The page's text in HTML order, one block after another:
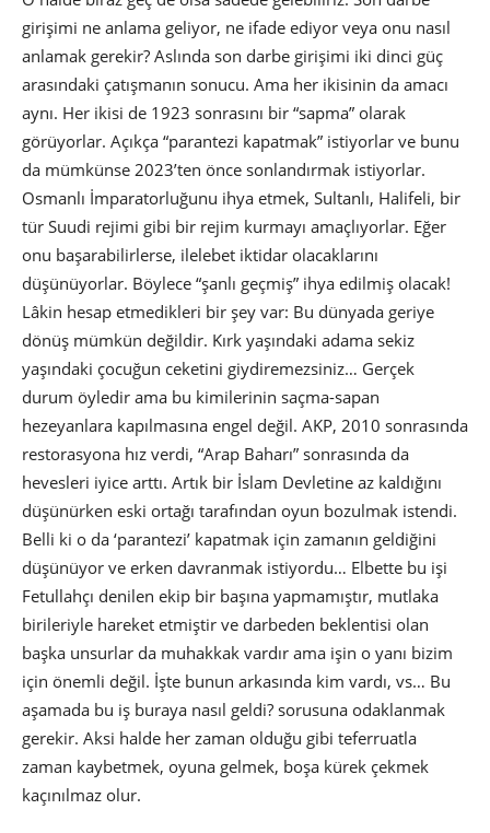
girişimi ne anlama geliyor, ne ifade ediyor veya onu nasıl
anlamak gerekir? Aslında son darbe girişimi iki dinci güç
arasındaki çatışmanın sonucu. Ama her ikisinin da amacı
aynı. Her ikisi de 1923 sonrasını bir “sapma” olarak
görüyorlar. Açıkça “parantezi kapatmak” istiyorlar ve bunu
da mümkünse 2023’ten önce sonlandırmak istiyorlar.
Osmanlı İmparatorluğunu ihya etmek, Sultanlı, Halifeli, bir
tür Suudi rejimi gibi bir rejim kurmayı amaçlıyorlar. Eğer
onu başarabilirlerse, ilelebet iktidar olacaklarını
düşünüyorlar. Böylece “şanlı geçmiş” ihya edilmiş olacak!
Lâkin hesap etmedikleri bir şey var: Bu dünyada geriye
dönüş mümkün değildir. Kırk yaşındaki adama sekiz
yaşındaki çocuğun ceketini giydiremezsiniz… Gerçek
durum öyledir ama bu kimilerinin saçma-sapan
hezeyanlara kapılmasına engel değil. AKP, 2010 sonrasında
restorasyona hız verdi, “Arap Baharı” sonrasında da
hevesleri iyice arttı. Artık bir İslam Devletine az kaldığını
düşünürken eski ortağı tarafından oyun bozulmak istendi.
Belli ki o da ‘parantezi’ kapatmak için zamanın geldiğini
düşünüyor ve erken davranmak istiyordu… Elbette bu işi
Fetullahçı denilen ekip bir başına yapmamıştır, mutlaka
birileriyle hareket etmiştir ve darbeden beklentisi olan
başka unsurlar da muhakkak vardır ama işin o yanı bizim
için önemli değil. İşte bunun arkasında kim vardı, vs… Bu
aşamada bu iş buraya nasıl geldi? sorusuna odaklanmak
gerekir. Aksi halde her zaman olduğu gibi teferruatla
zaman kaybetmek, oyuna gelmek, boşa kürek çekmek
kaçınılmaz olur.